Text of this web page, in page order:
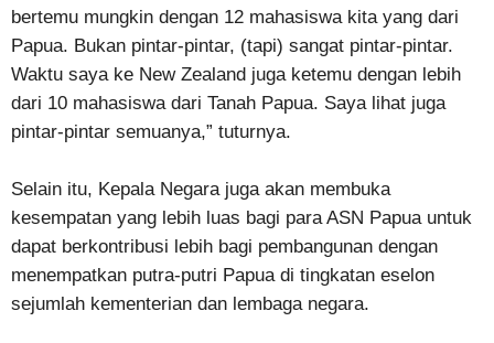
bertemu mungkin dengan 12 mahasiswa kita yang dari
Papua. Bukan pintar-pintar, (tapi) sangat pintar-pintar.
Waktu saya ke New Zealand juga ketemu dengan lebih
dari 10 mahasiswa dari Tanah Papua. Saya lihat juga
pintar-pintar semuanya,” tuturnya.
Selain itu, Kepala Negara juga akan membuka
kesempatan yang lebih luas bagi para ASN Papua untuk
dapat berkontribusi lebih bagi pembangunan dengan
menempatkan putra-putri Papua di tingkatan eselon
sejumlah kementerian dan lembaga negara.